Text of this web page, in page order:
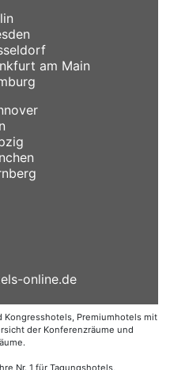
am Main
online.de
Premiumhotels mit
der Konferenzräume und